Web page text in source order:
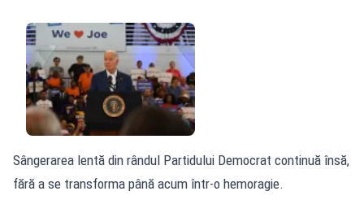
Sângerarea lentă din rândul Partidului Democrat continuă însă,
fără a se transforma până acum într-o hemoragie.